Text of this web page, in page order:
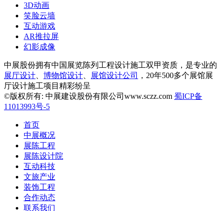
3D动画
笑脸云墙
互动游戏
AR推拉屏
幻影成像
中展股份拥有中国展览陈列工程设计施工双甲资质，是专业的
展厅设计
博物馆设计 展馆设计公司
，20年500多个展馆展
厅设计施工项目精彩纷呈
©版权所有: 中展建设股份有限公司www.sczz.com 蜀ICP备
11013993号-5
首页
中展概况
展陈工程
展陈设计院
互动科技
文旅产业
装饰工程
合作动态
联系我们